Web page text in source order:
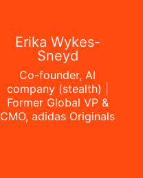
Erika Wykes-
Sneyd
Co-founder, AI
company (stealth) |
Former Global VP &
CMO, adidas Originals